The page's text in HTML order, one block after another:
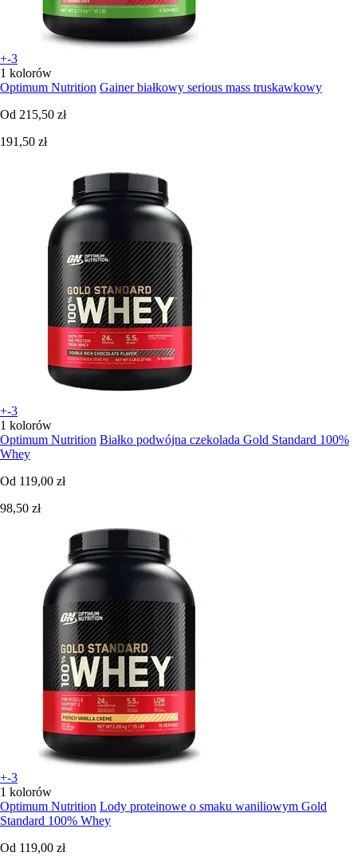
+-3
1 kolorów
Optimum Nutrition Gainer białkowy serious mass truskawkowy
Od 215,50 zł
191,50 zł
+-3
1 kolorów
Optimum Nutrition Białko podwójna czekolada Gold Standard 100%
Whey
Od 119,00 zł
98,50 zł
+-3
1 kolorów
Optimum Nutrition Lody proteinowe o smaku waniliowym Gold
Standard 100% Whey
Od 119,00 zł